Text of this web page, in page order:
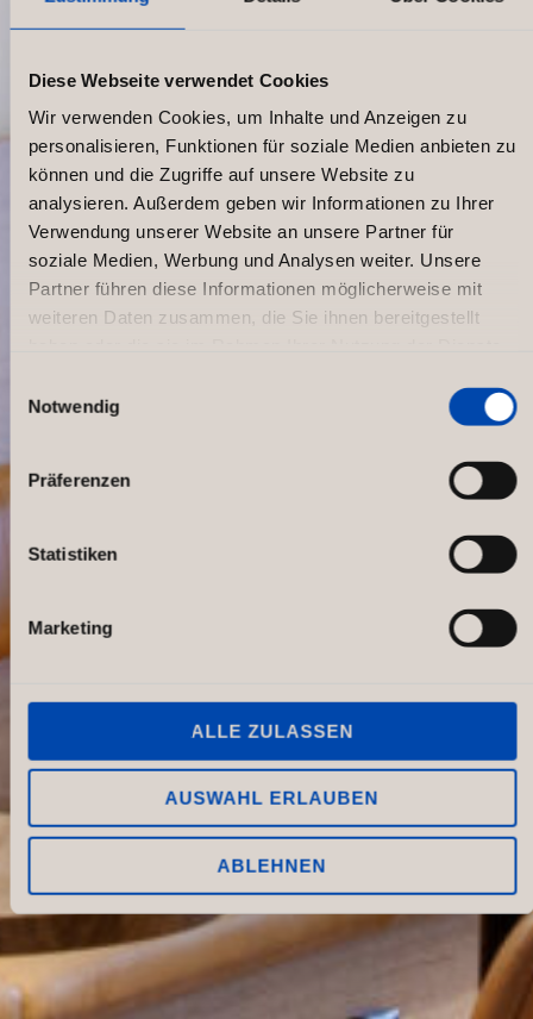
Diese Webseite verwendet Cookies
Wir verwenden Cookies, um Inhalte und Anzeigen zu
personalisieren, Funktionen für soziale Medien anbieten zu
können und die Zugriffe auf unsere Website zu
analysieren. Außerdem geben wir Informationen zu Ihrer
Verwendung unserer Website an unsere Partner für
soziale Medien, Werbung und Analysen weiter. Unsere
Partner führen diese Informationen möglicherweise mit
weiteren Daten zusammen, die Sie ihnen bereitgestellt
Notwendig
Präferenzen
Statistiken
Marketing
ALLE ZULASSEN
AUSWAHL ERLAUBEN
ABLEHNEN
Renovation of Djursholms Tennis